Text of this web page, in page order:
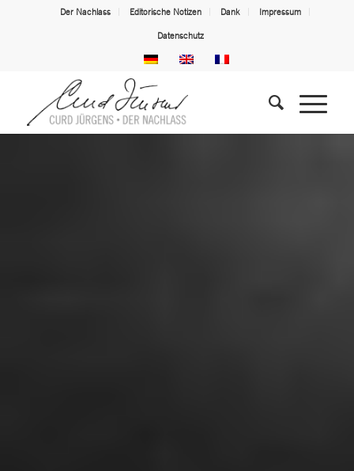
Der Nachlass Editorische Notizen Dank Impressum
Datenschutz